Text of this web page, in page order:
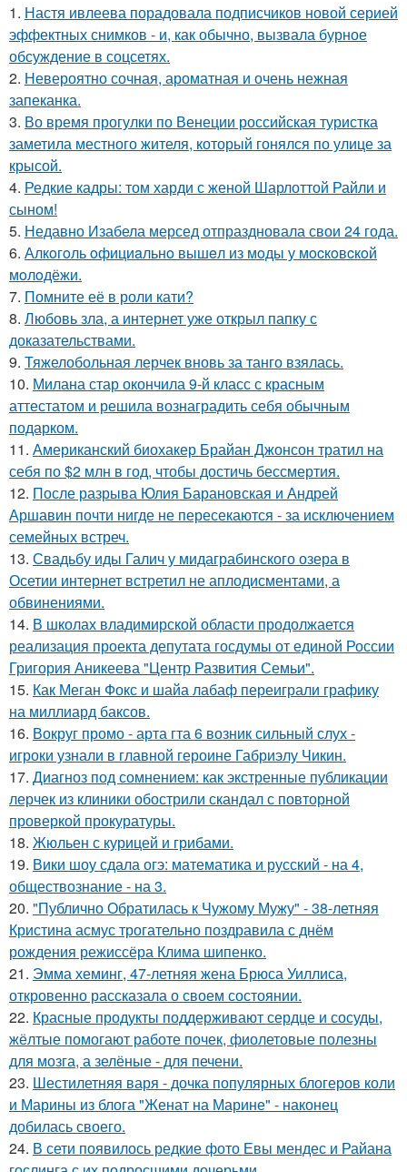
1. Настя ивлеева порадовала подписчиков новой серией
эффектных снимков - и, как обычно, вызвала бурное
обсуждение в соцсетях.
2. Невероятно сочная, ароматная и очень нежная
запеканка.
3. Во время прогулки по Венеции российская туристка
заметила местного жителя, который гонялся по улице за
крысой.
4. Редкие кадры: том харди с женой Шарлоттой Райли и
сыном!
5. Недавно Изабела мерсед отпраздновала свои 24 года.
6. Алкoгoль oфициaльнo вышeл из мoды у мocкoвcкoй
мoлoдёжи.
7. Помните её в роли кати?
8. Любовь зла, а интернет уже открыл папку с
доказательствами.
9. Тяжелобольная лерчек вновь за танго взялась.
10. Милана стар окончила 9-й класс с красным
аттестатом и решила вознаградить себя обычным
подарком.
11. Американский биохакер Брайан Джонсон тратил на
себя по $2 млн в год, чтобы достичь бессмертия.
12. После разрыва Юлия Барановская и Андрей
Аршавин почти нигде не пересекаются - за исключением
семейных встреч.
13. Свадьбу иды Галич у мидаграбинского озера в
Осетии интернет встретил не аплодисментами, а
обвинениями.
14. В школах владимирской области продолжается
реализация проекта депутата госдумы от единой России
Григория Аникеева "Центр Развития Семьи".
15. Как Меган Фокс и шайа лабаф переиграли графику
на миллиард баксов.
16. Вокруг промо - арта гта 6 возник сильный слух -
игроки узнали в главной героине Габриэлу Чикин.
17. Диагноз под сомнением: как экстренные публикации
лерчек из клиники обострили скандал с повторной
проверкой прокуратуры.
18. Жюльен с курицей и грибами.
19. Вики шоу сдала огэ: математика и русский - на 4,
обществознание - на 3.
20. "Публично Обратилась к Чужому Мужу" - 38-летняя
Кристина асмус трогательно поздравила с днём
рождения режиссёра Клима шипенко.
21. Эмма хеминг, 47-летняя жена Брюса Уиллиса,
откровенно рассказала о своем состоянии.
22. Красные продукты поддерживают сердце и сосуды,
жёлтые помогают работе почек, фиолетовые полезны
для мозга, а зелёные - для печени.
23. Шестилетняя варя - дочка популярных блогеров коли
и Марины из блога "Женат на Марине" - наконец
добилась своего.
24. В сети появилось редкие фото Евы мендес и Райана